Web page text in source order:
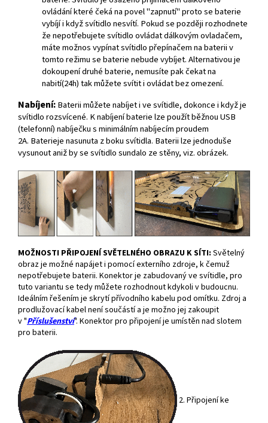
ovládání které čeká na povel "zapnutí" proto se baterie
vybíjí i když svítidlo nesvítí. Pokud se později rozhodnete
že nepotřebujete svítidlo ovládat dálkovým ovladačem,
máte možnos vypínat svítidlo přepínačem na baterii v
tomto režimu se baterie nebude vybíjet. Alternativou je
dokoupení druhé baterie, nemusíte pak čekat na
nabití(24h) tak můžete svítit i ovládat bez omezení.
Nabíjení:Baterii můžete nabíjet i ve svítidle, dokonce i když je
svítidlo rozsvícené. K nabíjení baterie lze použít běžnou USB
(telefonní) nabíječku s minimálním nabíjecím proudem
2A. Baterieje nasunuta z boku svítidla. Baterii lze jednoduše
vysunout aniž by se svítidlo sundalo ze stěny, viz. obrázek.
MOŽNOSTI PŘIPOJENÍ SVĚTELNÉHO OBRAZU K SÍTI: Světelný
obraz je možné napájet i pomocí externího zdroje, k čemuž
nepotřebujete baterii. Konektor je zabudovaný ve svítidle, pro
tuto variantu se tedy můžete rozhodnout kdykoli v budoucnu.
Ideálním řešením je skrytí přívodního kabelu pod omítku. Zdroj a
prodlužovací kabel není součástí a je možno jej zakoupit
v "Příslušenství". Konektor pro připojení je umístěn nad slotem
pro baterii.
2. Připojení ke